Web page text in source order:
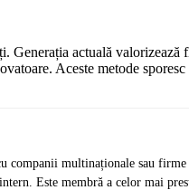
Generația actuală
Aceste metode
companii multinaționale sau
Este membră a celor mai